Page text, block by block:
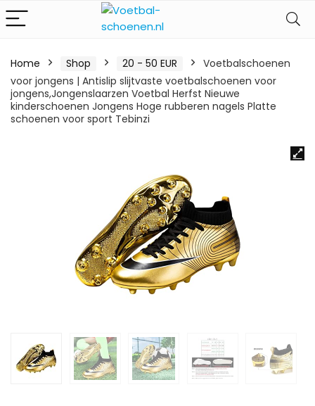
Home Shop 20 - 50 EUR
Voetbalschoenen
voor jongens | Antislip slijtvaste voetbalschoenen voor
jongens,Jongenslaarzen Voetbal Herfst Nieuwe
kinderschoenen Jongens Hoge rubberen nagels Platte
schoenen voor sport Tebinzi